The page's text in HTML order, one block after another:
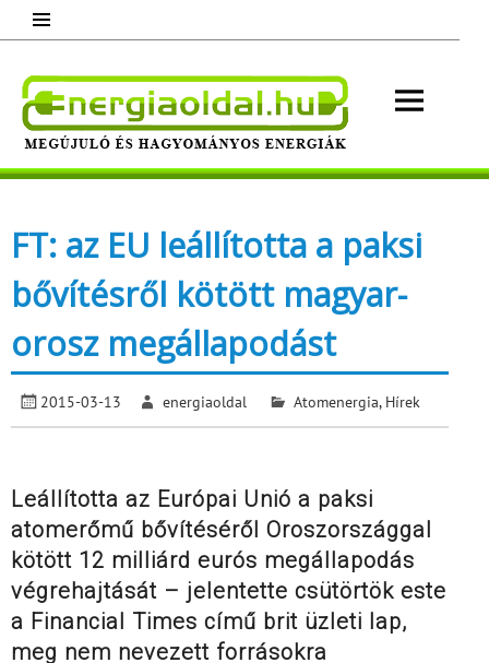
content
Megújuló és hagyományos energiák.
FT: az EU leállította a paksi
bővítésről kötött magyar-
orosz megállapodást
2015-03-13 energiaoldal Atomenergia, Hírek
Leállította az Európai Unió a paksi
atomerőmű bővítéséről Oroszországgal
kötött 12 milliárd eurós megállapodás
végrehajtását – jelentette csütörtök este
a Financial Times című brit üzleti lap,
meg nem nevezett forrásokra